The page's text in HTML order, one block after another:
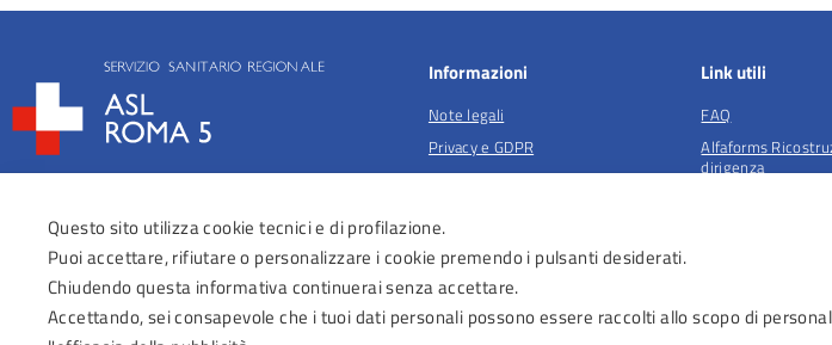
Informazioni
Note legali
Privacy e GDPR
Privacy per finalità e tutela della
Anticorruzione
Obiettivi di accessibilità
Dichiarazione di accessibilità
Regolamenti Aziendali
Link utili
FAQ
Alfaforms
dirigenza
Questo sito utilizza cookie tecnici e di profilazione.
Puoi accettare, rifiutare o personalizzare i cookie premendo i pulsanti desiderati.
Chiudendo questa informativa continuerai senza accettare.
Accettando, sei consapevole che i tuoi dati personali possono essere raccolti allo scopo di